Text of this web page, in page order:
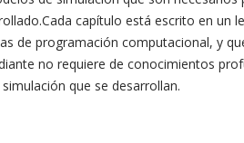
capítulo está escrito en un
de programación computacional, y
no requiere de conocimientos
que se desarrollan.